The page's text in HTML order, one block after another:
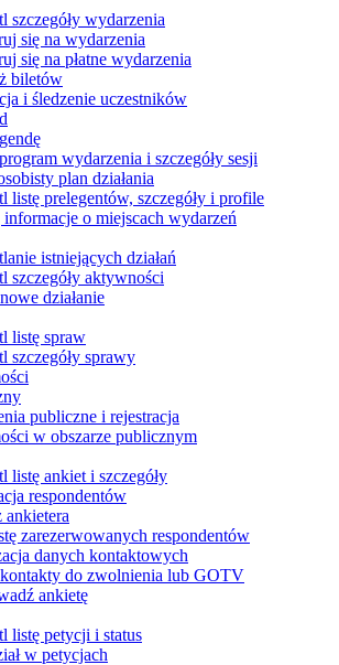
szczegóły wydarzenia
się na wydarzenia
się na płatne wydarzenia
biletów
i śledzenie uczestników
wydarzenia i szczegóły sesji
plan działania
listę prelegentów, szczegóły i profile
o miejscach wydarzeń
istniejących działań
szczegóły aktywności
działanie
listę spraw
szczegóły sprawy
publiczne i rejestracja
w obszarze publicznym
listę ankiet i szczegóły
respondentów
ankietera
zarezerwowanych respondentów
danych kontaktowych
do zwolnienia lub GOTV
ankietę
listę petycji i status
w petycjach